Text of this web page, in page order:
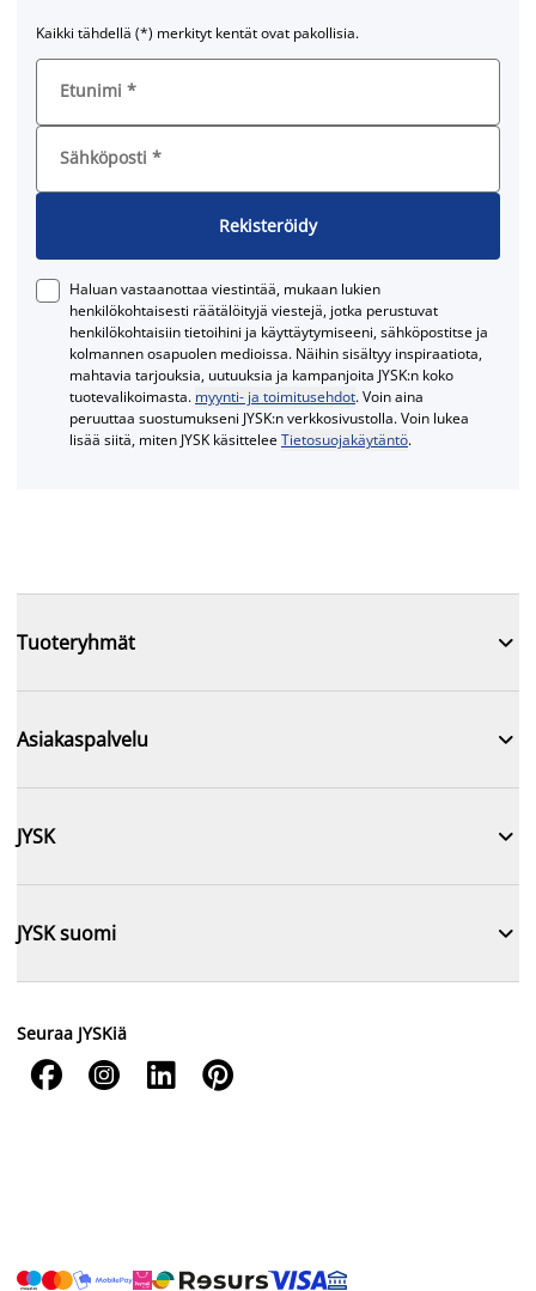
Kaikki tähdellä (*) merkityt kentät ovat pakollisia.
Etunimi *
Sähköposti *
Rekisteröidy
Haluan vastaanottaa viestintää, mukaan lukien
henkilökohtaisesti räätälöityjä viestejä, jotka perustuvat
henkilökohtaisiin tietoihini ja käyttäytymiseeni, sähköpostitse ja
kolmannen osapuolen medioissa. Näihin sisältyy inspiraatiota,
mahtavia tarjouksia, uutuuksia ja kampanjoita JYSK:n koko
tuotevalikoimasta. myynti- ja toimitusehdot. Voin aina
peruuttaa suostumukseni JYSK:n verkkosivustolla. Voin lukea
lisää siitä, miten JYSK käsitteleeTietosuojakäytäntö.
Tuoteryhmät 
Asiakaspalvelu 
JYSK 
JYSK suomi 
Seuraa JYSKiä
   